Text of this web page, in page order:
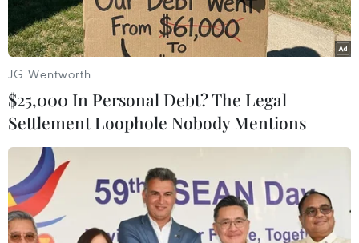
chính sau khi không thuyết phục được các bên đi tới một
thỏa hiệp nhằm chấm dứt tình trạng bế tắc chính trị hiện
nay.
JG Wentworth
$25,000 In Personal Debt? The Legal
Settlement Loophole Nobody Mentions